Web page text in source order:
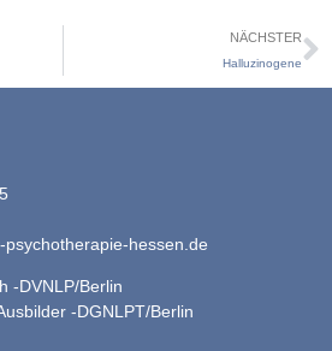
NÄCHSTER
Halluzinogene
psychotherapie-hessen.de
-DVNLP/Berlin
-DGNLPT/Berlin